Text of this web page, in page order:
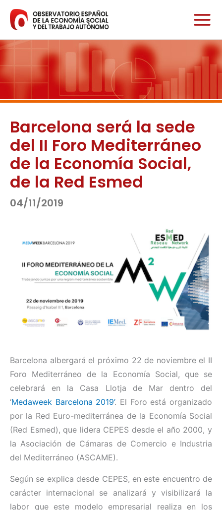
contenido
Barcelona será la sede
del II Foro Mediterráneo
de la Economía Social,
de la Red Esmed
04/11/2019
Barcelona albergará el próximo 22 de noviembre el II
Foro Mediterráneo de la Economía Social, que se
celebrará en la Casa Llotja de Mar dentro del
‘Medaweek Barcelona 2019’. El Foro está organizado
por la Red Euro-mediterránea de la Economía Social
(Red Esmed), que lidera CEPES desde el año 2000, y
la Asociación de Cámaras de Comercio e Industria
del Mediterráneo (ASCAME).
Según se explica desde CEPES, en este encuentro de
carácter internacional se analizará y visibilizará la
labor que este modelo empresarial realiza en los